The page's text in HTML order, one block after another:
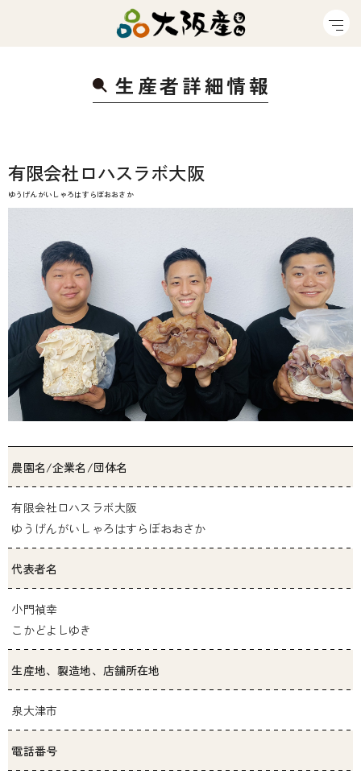
生産者詳細情報
有限会社ロハスラボ大阪
ゆうげんがいしゃろはすらぼおおさか
農園名/企業名/団体名
有限会社ロハスラボ大阪
ゆうげんがいしゃろはすらぼおおさか
代表者名
小門禎幸
こかどよしゆき
生産地、製造地、店舗所在地
泉大津市
電話番号